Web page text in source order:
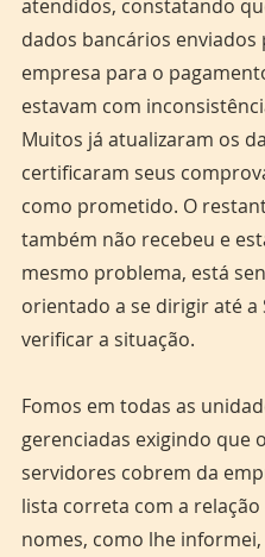
atendidos, constatando
dados bancários enviados
empresa para o
estavam com
Muitos já atualizaram os
certificaram seus
como prometido. O
também não recebeu e
mesmo problema, está
orientado a se dirigir até a
verificar a situação.
Fomos em todas as
gerenciadas exigindo que
servidores cobrem da
lista correta com a relação
nomes, como lhe informei,